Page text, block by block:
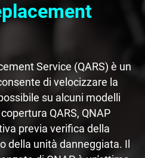
Service (QARS) è un
di velocizzare la
su alcuni modelli
QARS, QNAP
previa verifica della
della unità danneggiata. Il